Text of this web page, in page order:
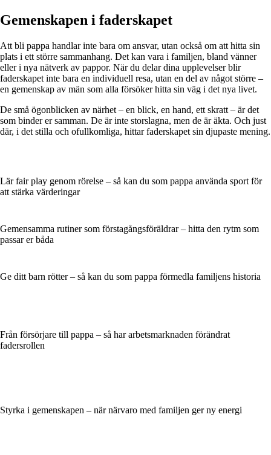
Gemenskapen i faderskapet
Att bli pappa handlar inte bara om ansvar, utan också om att hitta sin
plats i ett större sammanhang. Det kan vara i familjen, bland vänner
eller i nya nätverk av pappor. När du delar dina upplevelser blir
faderskapet inte bara en individuell resa, utan en del av något större –
en gemenskap av män som alla försöker hitta sin väg i det nya livet.
De små ögonblicken av närhet – en blick, en hand, ett skratt – är det
som binder er samman. De är inte storslagna, men de är äkta. Och just
där, i det stilla och ofullkomliga, hittar faderskapet sin djupaste mening.
Lär fair play genom rörelse – så kan du som pappa använda sport för
att stärka värderingar
Gemensamma rutiner som förstagångsföräldrar – hitta den rytm som
passar er båda
Ge ditt barn rötter – så kan du som pappa förmedla familjens historia
Från försörjare till pappa – så har arbetsmarknaden förändrat
fadersrollen
Styrka i gemenskapen – när närvaro med familjen ger ny energi